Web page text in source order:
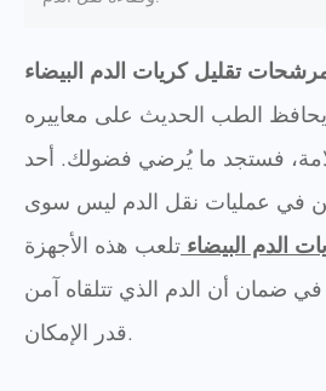
تقليل كريات الدم البيضاء
الطب الحديث على معاييره
فستجد ما يُرضي فضولك. أحد
في عمليات نقل الدم ليس سوى
الدم البيضاء تلعب هذه الأجهزة
ضمان أن الدم الذي تتلقاه آمن
قدر الإمكان.